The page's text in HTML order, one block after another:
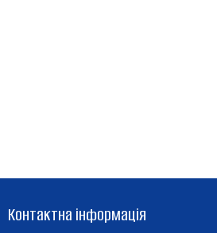
Контактна інформація